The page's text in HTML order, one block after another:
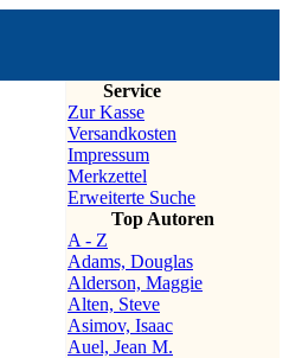
Service
Zur Kasse
Versandkosten
Impressum
Merkzettel
Erweiterte Suche
Top Autoren
A - Z
Adams, Douglas
Alderson, Maggie
Alten, Steve
Asimov, Isaac
Auel, Jean M.